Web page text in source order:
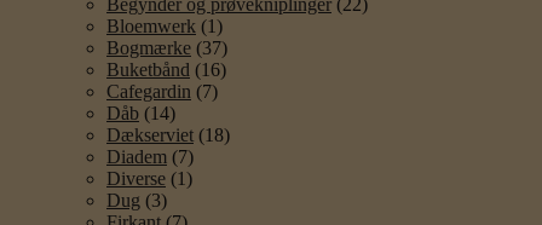
Begynder og prøvekniplinger (22)
Bloemwerk (1)
Bogmærke (37)
Buketbånd (16)
Cafegardin (7)
Dåb (14)
Dækserviet (18)
Diadem (7)
Diverse (1)
Dug (3)